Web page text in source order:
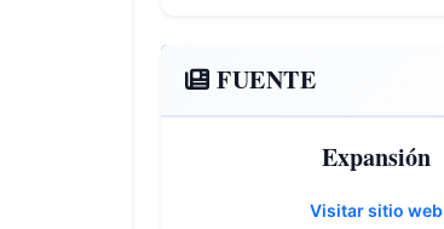
FUENTE
Expansión
Visitar sitio web